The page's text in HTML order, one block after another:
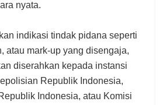
nyata.
indikasi tindak pidana seperti
atau mark-up yang disengaja,
diserahkan kepada instansi
Republik Indonesia,
Indonesia, atau Komisi